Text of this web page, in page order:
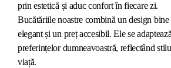
prin estetică și aduc confort în fiecare zi.
Bucătăriile noastre combină un design
elegant și un preț accesibil. Ele se
preferințelor dumneavoastră, reflectând
viață.